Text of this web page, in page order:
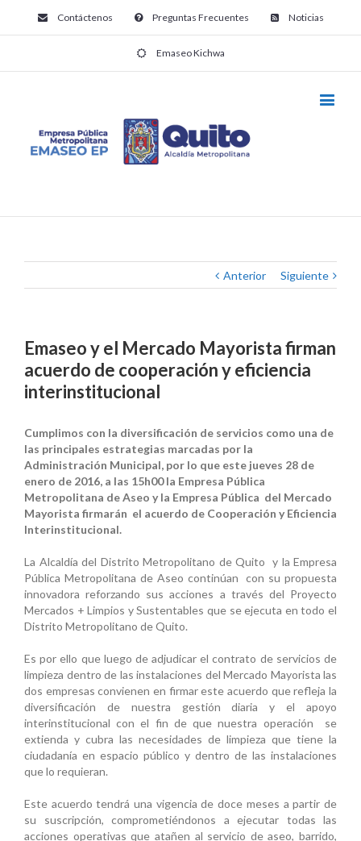
Contáctenos Preguntas Frecuentes Noticias
Emaseo Kichwa
Anterior Siguiente
Emaseo y el Mercado Mayorista firman
acuerdo de cooperación y eficiencia
interinstitucional
Cumplimos con la diversificación de servicios como una de
las principales estrategias marcadas por la
Administración Municipal, por lo que este jueves 28 de
enero de 2016, a las 15h00 la Empresa Pública
Metropolitana de Aseo y la Empresa Pública del Mercado
Mayorista firmarán el acuerdo de Cooperación y Eficiencia
Interinstitucional.
La Alcaldía del Distrito Metropolitano de Quito y la Empresa
Pública Metropolitana de Aseo continúan con su propuesta
innovadora reforzando sus acciones a través del Proyecto
Mercados + Limpios y Sustentables que se ejecuta en todo el
Distrito Metropolitano de Quito.
Es por ello que luego de adjudicar el contrato de servicios de
limpieza dentro de las instalaciones del Mercado Mayorista las
dos empresas convienen en firmar este acuerdo que refleja la
diversificación de nuestra gestión diaria y el apoyo
interinstitucional con el fin de que nuestra operación se
extienda y cubra las necesidades de limpieza que tiene la
ciudadanía en espacio público y dentro de las instalaciones
que lo requieran.
Este acuerdo tendrá una vigencia de doce meses a partir de
su suscripción, comprometiéndonos a ejecutar todas las
acciones operativas que atañen al servicio de aseo, barrido,